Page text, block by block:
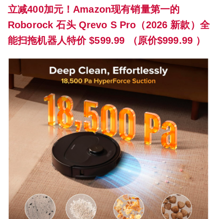
立减400加元！Amazon现有销量第一的
Roborock 石头 Qrevo S Pro（2026 新款）全
能扫拖机器人特价 $599.99 （原价$999.99 ）